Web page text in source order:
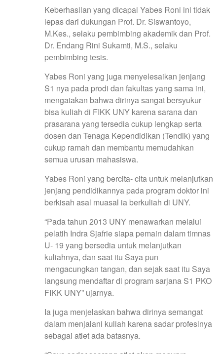
Keberhasilan yang dicapai Yabes Roni ini tidak
lepas dari dukungan Prof. Dr. Siswantoyo,
M.Kes., selaku pembimbing akademik dan Prof.
Dr. Endang Rini Sukamti, M.S., selaku
pembimbing tesis.
Yabes Roni yang juga menyelesaikan jenjang
S1 nya pada prodi dan fakultas yang sama ini,
mengatakan bahwa dirinya sangat bersyukur
bisa kuliah di FIKK UNY karena sarana dan
prasarana yang tersedia cukup lengkap serta
dosen dan Tenaga Kependidikan (Tendik) yang
cukup ramah dan membantu memudahkan
semua urusan mahasiswa.
Yabes Roni yang bercita- cita untuk melanjutkan
jenjang pendidikannya pada program doktor ini
berkisah asal muasal ia berkuliah di UNY.
“Pada tahun 2013 UNY menawarkan melalui
pelatih Indra Sjafrie siapa pemain dalam timnas
U- 19 yang bersedia untuk melanjutkan
kuliahnya, dan saat itu Saya pun
mengacungkan tangan, dan sejak saat itu Saya
langsung mendaftar di program sarjana S1 PKO
FIKK UNY” ujarnya.
Ia juga menjelaskan bahwa dirinya semangat
dalam menjalani kuliah karena sadar profesinya
sebagai atlet ada batasnya.